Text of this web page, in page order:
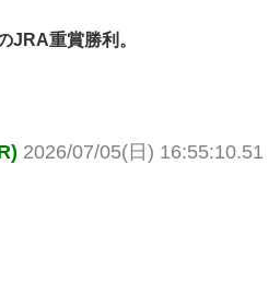
JRA重賞勝利。
2026/07/05(日) 16:55:10.51